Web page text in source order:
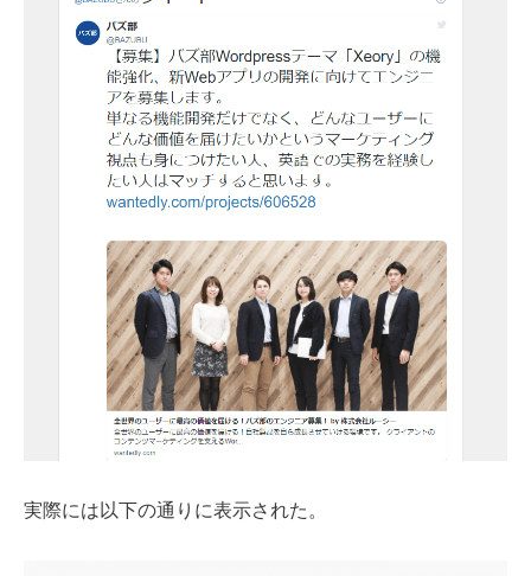
実際には以下の通りに表示された。